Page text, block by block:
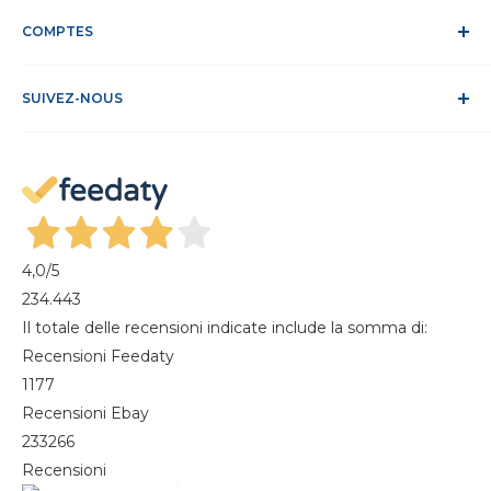
Politique relative aux cookies
Site sécurisé
FAQ
COMPTES
S'identifier
Magazine
SUIVEZ-NOUS
4,0/5
234.443
Il totale delle recensioni indicate include la somma di:
Recensioni Feedaty
1177
Recensioni Ebay
233266
Recensioni